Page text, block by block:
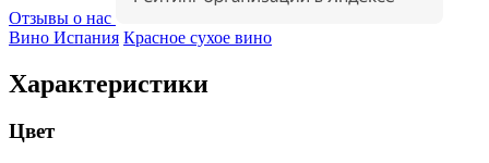
Отзывы о нас
Вино Испания Красное сухое вино
Характеристики
Цвет